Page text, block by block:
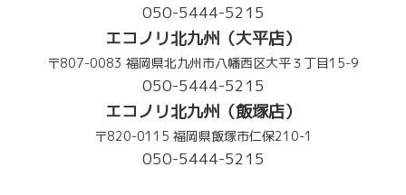
050-5444-5215
エコノリ北九州（大平店）
〒807-0083 福岡県北九州市八幡西区大平３丁目15-9
050-5444-5215
エコノリ北九州（飯塚店）
〒820-0115 福岡県飯塚市仁保210-1
050-5444-5215